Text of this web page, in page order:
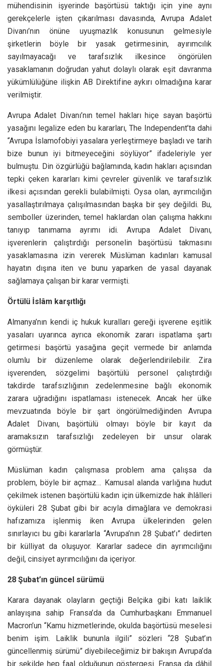
mühendisinin işyerinde başörtüsü taktığı için yine aynı
gerekçelerle işten çıkarılması davasında, Avrupa Adalet
Divanı’nın önüne uyuşmazlık konusunun gelmesiyle
şirketlerin böyle bir yasak getirmesinin, ayırımcılık
sayılmayacağı ve tarafsızlık ilkesince öngörülen
yasaklamanın doğrudan yahut dolaylı olarak eşit davranma
yükümlülüğüne ilişkin AB Direktifine aykırı olmadığına karar
verilmiştir.
Avrupa Adalet Divanı’nın temel hakları hiçe sayan başörtü
yasağını legalize eden bu kararları, The Independent’ta dahi
“Avrupa İslamofobiyi yasalara yerleştirmeye başladı ve tarih
bize bunun iyi bitmeyeceğini söylüyor” ifadeleriyle yer
bulmuştu. Din özgürlüğü bağlamında, kadın hakları açısından
tepki çeken kararları kimi çevreler güvenlik ve tarafsızlık
ilkesi açısından gerekli bulabilmişti. Oysa olan, ayrımcılığın
yasallaştırılmaya çalışılmasından başka bir şey değildi. Bu,
semboller üzerinden, temel haklardan olan çalışma hakkını
tanıyıp tanımama ayrımı idi. Avrupa Adalet Divanı,
işverenlerin çalıştırdığı personelin başörtüsü takmasını
yasaklamasına izin vererek Müslüman kadınları kamusal
hayatın dışına iten ve bunu yaparken de yasal dayanak
sağlamaya çalışan bir karar vermişti.
Örtülü İslâm karşıtlığı
Almanya’nın kendi iç hukuk kuralları gereği işverene eşitlik
yasaları uyarınca ayrıca ekonomik zararı ispatlama şartı
getirmesi başörtü yasağına geçit vermede bir anlamda
olumlu bir düzenleme olarak değerlendirilebilir. Zira
işverenden, sözgelimi başörtülü personel çalıştırdığı
takdirde tarafsızlığının zedelenmesine bağlı ekonomik
zarara uğradığını ispatlaması istenecek. Ancak her ülke
mevzuatında böyle bir şart öngörülmediğinden Avrupa
Adalet Divanı, başörtülü olmayı böyle bir kayıt da
aramaksızın tarafsızlığı zedeleyen bir unsur olarak
görmüştür.
Müslüman kadın çalışmasa problem ama çalışsa da
problem, böyle bir açmaz… Kamusal alanda varlığına hudut
çekilmek istenen başörtülü kadın için ülkemizde hak ihlâlleri
öyküleri 28 Şubat gibi bir acıyla dimağlara ve demokrasi
hafızamıza işlenmiş iken Avrupa ülkelerinden gelen
sınırlayıcı bu gibi kararlarla “Avrupa’nın 28 Şubat’ı” dedirten
bir külliyat da oluşuyor. Kararlar sadece din ayrımcılığını
değil, cinsiyet ayrımcılığını da içeriyor.
28 Şubat’ın güncel sürümü
Karara dayanak olayların geçtiği Belçika gibi katı laiklik
anlayışına sahip Fransa’da da Cumhurbaşkanı Emmanuel
Macron’un “Kamu hizmetlerinde, okulda başörtüsü meselesi
benim işim. Laiklik bununla ilgili” sözleri “28 Şubat’ın
güncellenmiş sürümü” diyebileceğimiz bir bakışın Avrupa’da
bir şekilde hep faal olduğunun göstergesi. Fransa da dâhil